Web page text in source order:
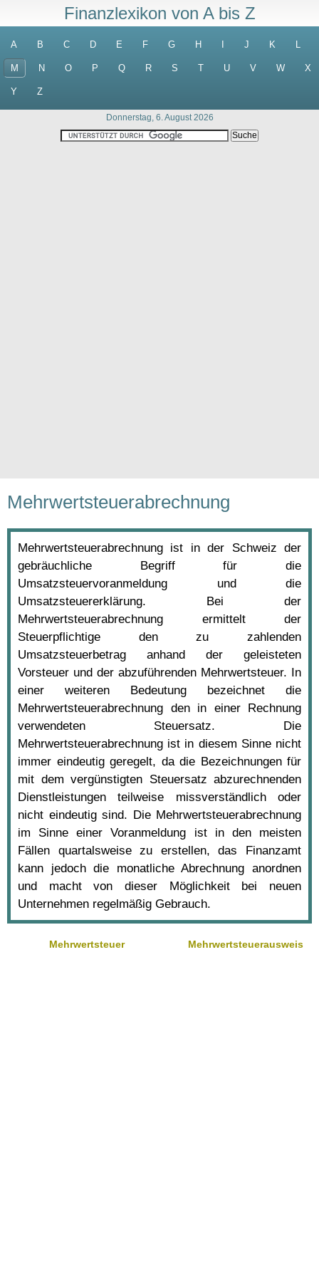
Finanzlexikon von A bis Z
A B C D E F G H J K L
M N O P Q R S T U V W X
Y Z
Donnerstag, 6. August 2026
Mehrwertsteuerabrechnung
Mehrwertsteuerabrechnung ist in der Schweiz der
gebräuchliche Begriff für die
Umsatzsteuervoranmeldung und die
Umsatzsteuererklärung. Bei der
Mehrwertsteuerabrechnung ermittelt der
Steuerpflichtige den zu zahlenden
Umsatzsteuerbetrag anhand der geleisteten
Vorsteuer und der abzuführenden Mehrwertsteuer. In
einer weiteren Bedeutung bezeichnet die
Mehrwertsteuerabrechnung den in einer Rechnung
verwendeten Steuersatz. Die
Mehrwertsteuerabrechnung ist in diesem Sinne nicht
immer eindeutig geregelt, da die Bezeichnungen für
mit dem vergünstigten Steuersatz abzurechnenden
Dienstleistungen teilweise missverständlich oder
nicht eindeutig sind. Die Mehrwertsteuerabrechnung
im Sinne einer Voranmeldung ist in den meisten
Fällen quartalsweise zu erstellen, das Finanzamt
kann jedoch die monatliche Abrechnung anordnen
und macht von dieser Möglichkeit bei neuen
Unternehmen regelmäßig Gebrauch.
Mehrwertsteuer Mehrwertsteuerausweis